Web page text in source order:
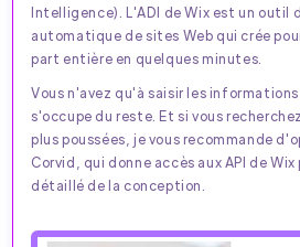
Intelligence). L'ADI de Wix est un outil
automatique de sites Web qui crée
part entière en quelques minutes.
Vous n'avez qu'à saisir les
s'occupe du reste. Et si vous
plus poussées, je vous recommande
Corvid, qui donne accès aux API de
détaillé de la conception.